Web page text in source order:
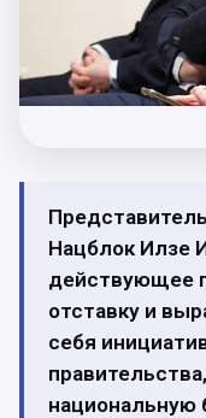
Нацблок Илзе
действующее
отставку и
себя
национальную